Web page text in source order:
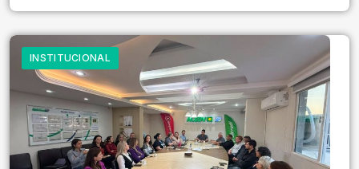
INSTITUCIONAL